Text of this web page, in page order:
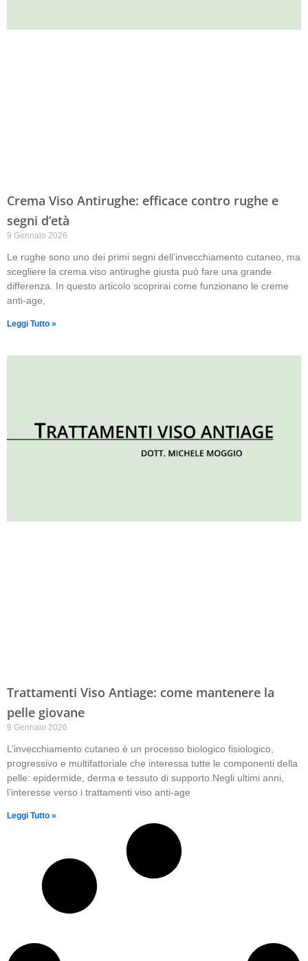
Crema Viso Antirughe: efficace contro rughe e
segni d’età
9 Gennaio 2026
Le rughe sono uno dei primi segni dell’invecchiamento cutaneo, ma
scegliere la crema viso antirughe giusta può fare una grande
differenza. In questo articolo scoprirai come funzionano le creme
anti-age,
Leggi Tutto »
Trattamenti Viso Antiage: come mantenere la
pelle giovane
9 Gennaio 2026
L’invecchiamento cutaneo è un processo biologico fisiologico,
progressivo e multifattoriale che interessa tutte le componenti della
pelle: epidermide, derma e tessuto di supporto.Negli ultimi anni,
l’interesse verso i trattamenti viso anti-age
Leggi Tutto »